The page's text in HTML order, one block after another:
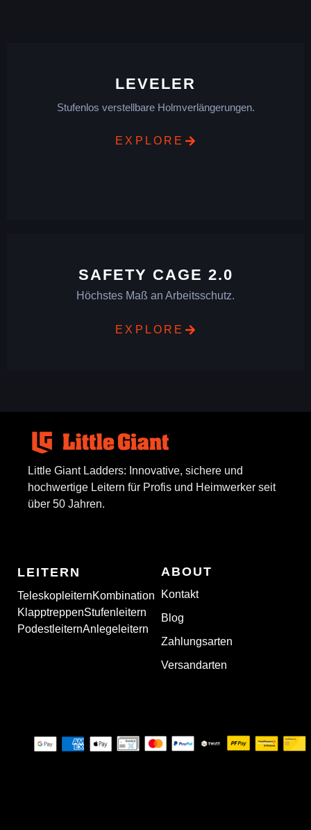
LEVELER
Stufenlos verstellbare Holmverlängerungen.
EXPLORE
SAFETY CAGE 2.0
Höchstes Maß an Arbeitsschutz.
EXPLORE
Little Giant Ladders: Innovative, sichere und
hochwertige Leitern für Profis und Heimwerker seit
über 50 Jahren.
LEITERN
TeleskopleiternKombination
KlapptreppenStufenleitern
PodestleiternAnlegeleitern
ABOUT
Kontakt
Blog
Zahlungsarten
Versandarten